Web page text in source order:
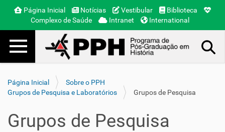
Página Inicial Notícias Vestibular
Biblioteca
Complexo de Saúde
Intranet International
Toggle navigation
Página Inicial
Sobre o PPH
Grupos de Pesquisa e Laboratórios
Grupos de Pesquisa
Grupos de Pesquisa